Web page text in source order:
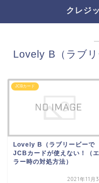
クレジ
Lovely B（ラブ
JCBカード
Lovely B（ラブリービーで
JCBカードが使えない！（エ
ラー時の対処方法）
2021年11月